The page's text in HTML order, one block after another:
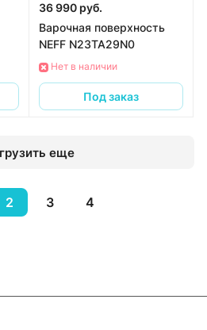
36 990 руб.
Варочная поверхность
NEFF N23TA29N0
Нет в наличии
Под заказ
еще
2 3 4